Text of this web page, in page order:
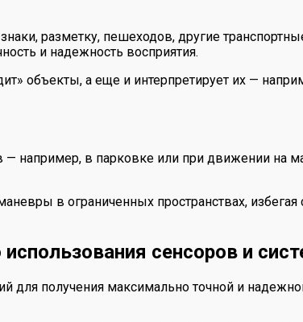
разметку, пешеходов, другие
и надежность восприятия.
объекты, а еще и интерпретирует их —
например, в парковке или при движении на
в ограниченных пространствах,
сенсоров и
для получения максимально точной и